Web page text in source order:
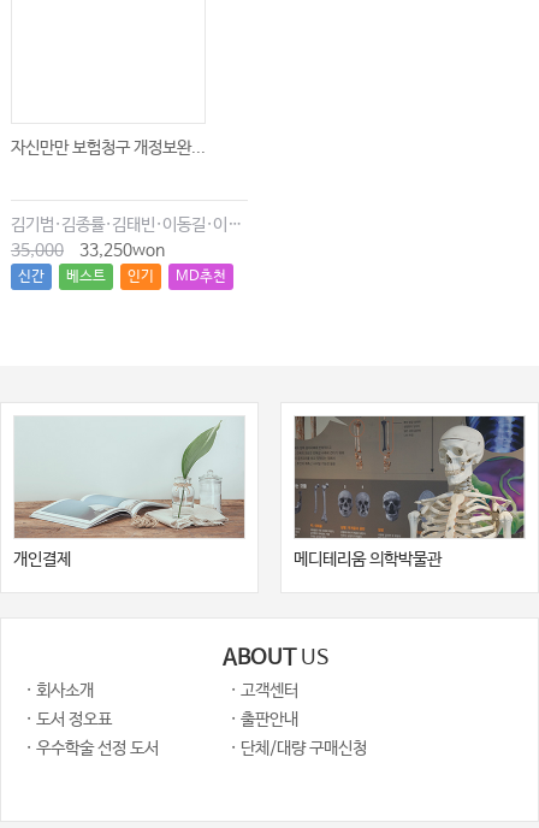
자신만만 보험청구 개정보완...
김기범·김종률·김태빈·이동길·이창현·최윤종
35,000
33,250won
신간 베스트 인기 MD추천
개인결제 메디테리움 의학박물관
ABOUT US
· 회사소개
· 고객센터
· 도서 정오표
· 출판안내
· 우수학술 선정 도서
· 단체/대량 구매신청